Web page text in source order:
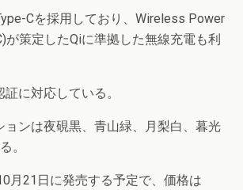
Cを採用しており、Wireless Power
が策定したQiに準拠した無線充電も利
に対応している。
ョンは夜硯黒、青山緑、月梨白、暮光
。
月21日に発売する予定で、価格は